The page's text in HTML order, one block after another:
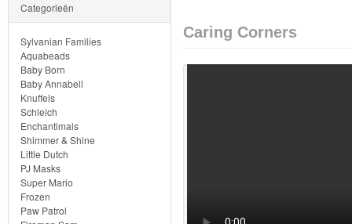
Sylvanian
Families
Aquabeads
Baby
Born
Baby
Annabell
Caring Corners
Categorieën
Sylvanian Families
Aquabeads
Baby Born
Baby Annabell
Knuffels
Schleich
Enchantimals
Shimmer & Shine
Little Dutch
PJ Masks
Super Mario
Frozen
Paw Patrol